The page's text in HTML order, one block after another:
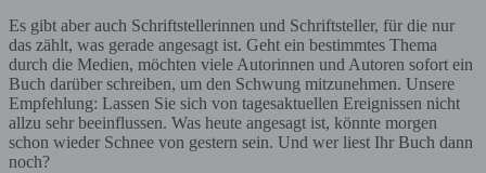
Es gibt aber auch Schriftstellerinnen und Schriftsteller, für die nur
das zählt, was gerade angesagt ist. Geht ein bestimmtes Thema
durch die Medien, möchten viele Autorinnen und Autoren sofort ein
Buch darüber schreiben, um den Schwung mitzunehmen. Unsere
Empfehlung: Lassen Sie sich von tagesaktuellen Ereignissen nicht
allzu sehr beeinflussen. Was heute angesagt ist, könnte morgen
schon wieder Schnee von gestern sein. Und wer liest Ihr Buch dann
noch?